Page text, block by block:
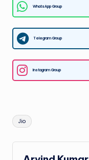
WhatsApp Group
Telegram Group
Instagram Group
Tags:
Jio